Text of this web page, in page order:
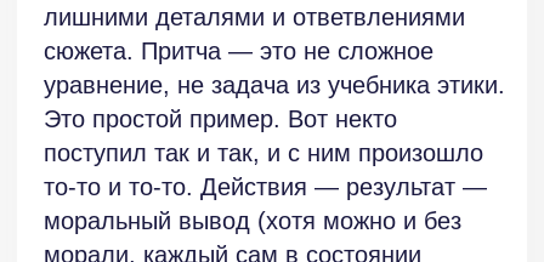
бой, атакуя эти гигантские огненные
шары. И какая концовка потрясающая:
«(Мальчик) долго не сводил глаз
с незаметного шарика между травинок,
взрослея. Его трясло. Он чувствовал
коротенький, два десятка предложений,
но раз прочитав, его уже не забудешь.